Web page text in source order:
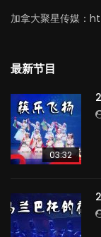
加拿大聚星传媒
最新节目
03:32